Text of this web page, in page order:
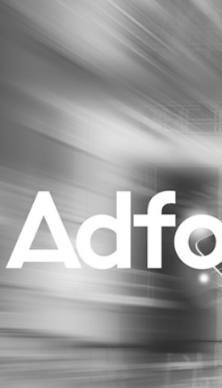
Influencer marketing
Interne communicatie